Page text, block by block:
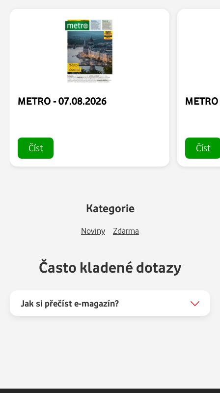
METRO - 07.08.2026
Číst Číst
Kategorie
Noviny Zdarma
Často kladené dotazy
Jak si přečíst e-magazín?